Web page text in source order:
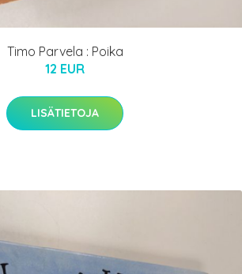
Timo Parvela : Poika
12 EUR
LISÄTIETOJA